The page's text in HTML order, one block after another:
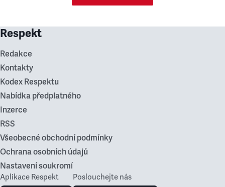
Respekt
Redakce
Kontakty
Kodex Respektu
Nabídka předplatného
Inzerce
RSS
Všeobecné obchodní podmínky
Ochrana osobních údajů
Nastavení soukromí
Aplikace Respekt Poslouchejte nás